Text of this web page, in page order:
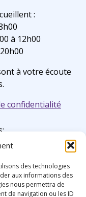
des technologies
aux informations des
nous permettra de
de navigation ou les ID
:
à 12h00
à votre écoute
confidentialité